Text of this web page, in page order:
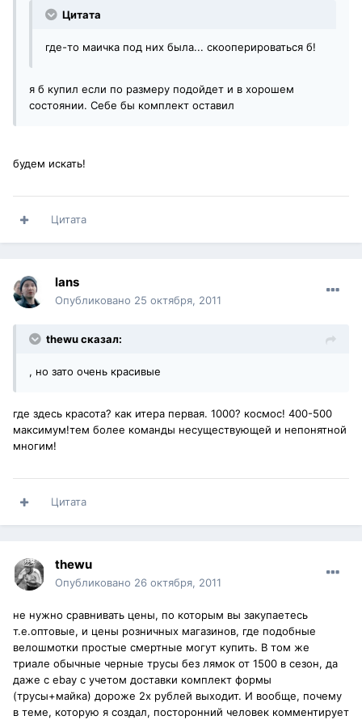
Цитата
где-то маичка под них была... скооперироваться б!
я б купил если по размеру подойдет и в хорошем
состоянии. Себе бы комплект оставил
будем искать!
Цитата
lans
Опубликовано 25 октября, 2011
thewu сказал:
, но зато очень красивые
где здесь красота? как итера первая. 1000? космос! 400-500
максимум!тем более команды несуществующей и непонятной
многим!
Цитата
thewu
Опубликовано 26 октября, 2011
не нужно сравнивать цены, по которым вы закупаетесь
т.е.оптовые, и цены розничных магазинов, где подобные
велошмотки простые смертные могут купить. В том же
триале обычные черные трусы без лямок от 1500 в сезон, да
даже с ebay с учетом доставки комплект формы
(трусы+майка) дороже 2х рублей выходит. И вообще, почему
в теме, которую я создал, посторонний человек комментирует